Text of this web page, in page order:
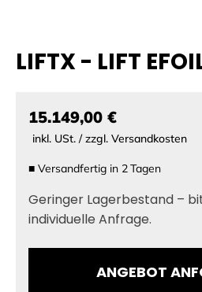
LIFTX - LIFT
15.149,00 €
inkl. USt. / zzgl. Versandkosten
■ Versandfertig in 2Tagen
Geringer Lagerbestand –
individuelle Anfrage.
ANGEBOT